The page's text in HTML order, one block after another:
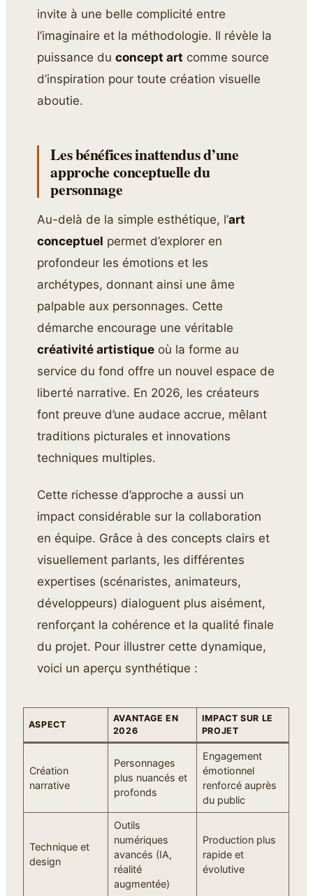
invite à une belle complicité entre
l’imaginaire et la méthodologie. Il révèle la
puissance duconcept art comme source
d’inspiration pour toute création visuelle
aboutie.
Les bénéfices inattendus d’une
approche conceptuelle du
personnage
Au-delà de la simple esthétique, l’art
conceptuel permet d’explorer en
profondeur les émotions et les
archétypes, donnant ainsi une âme
palpable aux personnages. Cette
démarche encourage une véritable
créativité artistique où la forme au
service du fond offre un nouvel espace de
liberté narrative. En 2026, les créateurs
font preuve d’une audace accrue, mêlant
traditions picturales et innovations
techniques multiples.
Cette richesse d’approche a aussi un
impact considérable sur la collaboration
en équipe. Grâce à des concepts clairs et
visuellement parlants, les différentes
expertises (scénaristes, animateurs,
développeurs) dialoguent plus aisément,
renforçant la cohérence et la qualité finale
du projet. Pour illustrer cette dynamique,
voici un aperçu synthétique :
ASPECT
AVANTAGE EN
2026
IMPACT SUR LE
PROJET
Création
narrative
Personnages
plus nuancés et
profonds
Engagement
émotionnel
renforcé auprès
du public
Technique et
design
Outils
numériques
avancés (IA,
réalité
augmentée)
Production plus
rapide et
évolutive